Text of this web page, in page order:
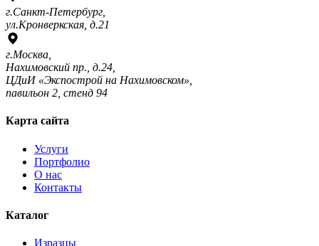
г.Санкт-Петербург,
ул.Кронверкская, д.21
г.Москва,
Нахимовский пр., д.24,
ЦДиИ «Экспострой на Нахимовском»,
павильон 2, стенд 94
Карта сайта
Услуги
Портфолио
О нас
Контакты
Каталог
Изразцы